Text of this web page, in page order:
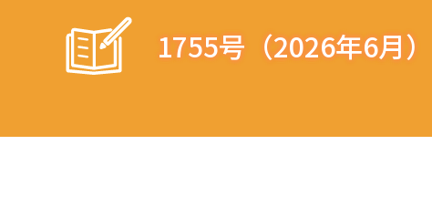
1755号（2026年6月）